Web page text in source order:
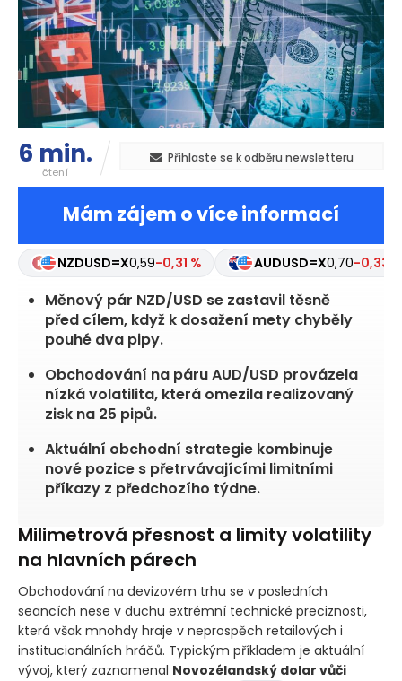
6 min.
čtení
Přihlaste se k odběru newsletteru
Mám zájem o více informací
NZDUSD=X0,59-0,31 % AUDUSD=X0,70-0,33
Měnový pár NZD/USD se zastavil těsně
před cílem, když k dosažení mety chyběly
pouhé dva pipy.
Obchodování na páru AUD/USD provázela
nízká volatilita, která omezila realizovaný
zisk na 25 pipů.
Aktuální obchodní strategie kombinuje
nové pozice s přetrvávajícími limitními
příkazy z předchozího týdne.
Milimetrová přesnost a limity volatility
na hlavních párech
Obchodování na devizovém trhu se v posledních
seancích nese v duchu extrémní technické preciznosti,
která však mnohdy hraje v neprospěch retailových i
institucionálních hráčů. Typickým příkladem je aktuální
vývoj, který zaznamenal Novozélandský dolar vůči